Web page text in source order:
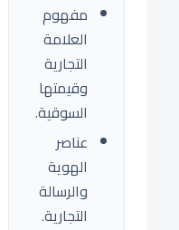
مفهوم
العلامة
التجارية
وقيمتها
السوقية.
عناصر
الهوية
والرسالة
التجارية.